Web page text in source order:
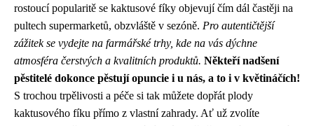
rostoucí popularitě se kaktusové fíky objevují čím dál častěji na
pultech supermarketů, obzvláště v sezóně. Pro autentičtější
zážitek se vydejte na farmářské trhy, kde na vás dýchne
atmosféra čerstvých a kvalitních produktů. Někteří nadšení
pěstitelé dokonce pěstují opuncie i u nás, a to i v květináčích!
S trochou trpělivosti a péče si tak můžete dopřát plody
kaktusového fíku přímo z vlastní zahrady. Ať už zvolíte